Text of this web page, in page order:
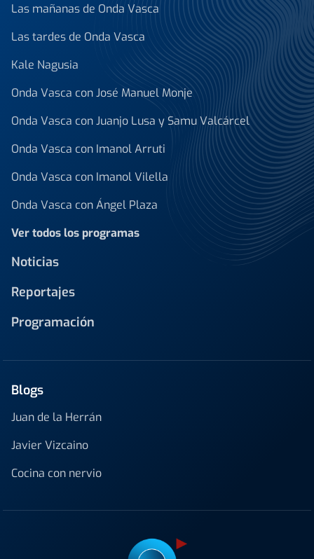
Las mañanas de Onda Vasca
Las tardes de Onda Vasca
Kale Nagusia
Onda Vasca con José Manuel Monje
Onda Vasca con Juanjo Lusa y Samu Valcárcel
Onda Vasca con Imanol Arruti
Onda Vasca con Imanol Vilella
Onda Vasca con Ángel Plaza
Ver todos los programas
Noticias
Reportajes
Programación
Blogs
Juan de la Herrán
Javier Vizcaino
Cocina con nervio